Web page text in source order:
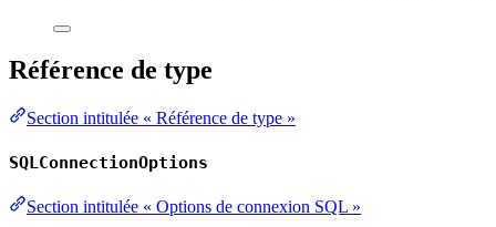
Référence de type
Section intitulée « Référence de type »
SQLConnectionOptions
Section intitulée « Options de connexion SQL »